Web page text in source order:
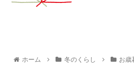
ホーム 冬のくらし お歳